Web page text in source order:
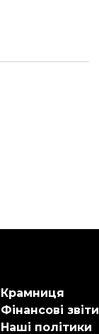
Крамниця
Фінансові звіти
Наші політики